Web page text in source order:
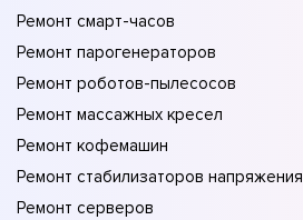
Ремонт смарт-часов
Ремонт парогенераторов
Ремонт роботов-пылесосов
Ремонт массажных кресел
Ремонт кофемашин
Ремонт стабилизаторов напряжения
Ремонт серверов